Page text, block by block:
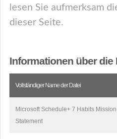
lesen Sie aufmerksam
dieser Seite.
Informationen über die
Vollständiger Name der Datei
Microsoft Schedule+ 7 Habits Mission
Statement